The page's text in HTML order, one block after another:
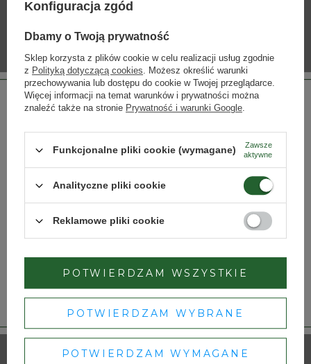
INNE PRODUKTY PRODUCENTA
Big Fat Llama Cabernet
Sauvignon Merlot
47,00 zł
La Palma Sauvignon Blanc
72,50 zł
Czy masz ukończone 18 lat?
TAK NIE
Dbamy o Twoją prywatność
Konfiguracja zgód
Dbamy o Twoją prywatność
Sklep korzysta z plików cookie w celu realizacji usług zgodnie
z Polityką dotyczącą cookies. Możesz określić warunki
przechowywania lub dostępu do cookie w Twojej przeglądarce.
Więcej informacji na temat warunków i prywatności można
znaleźć także na stronie Prywatność i warunki Google.
Funkcjonalne pliki cookie (wymagane)
Zawsze
aktywne
Analityczne pliki cookie
Reklamowe pliki cookie
POTWIERDZAM WYBRANE
POTWIERDZAM WYMAGANE
POTWIERDZAM WSZYSTKIE